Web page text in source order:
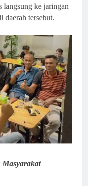
langsung ke jaringan
daerah tersebut.